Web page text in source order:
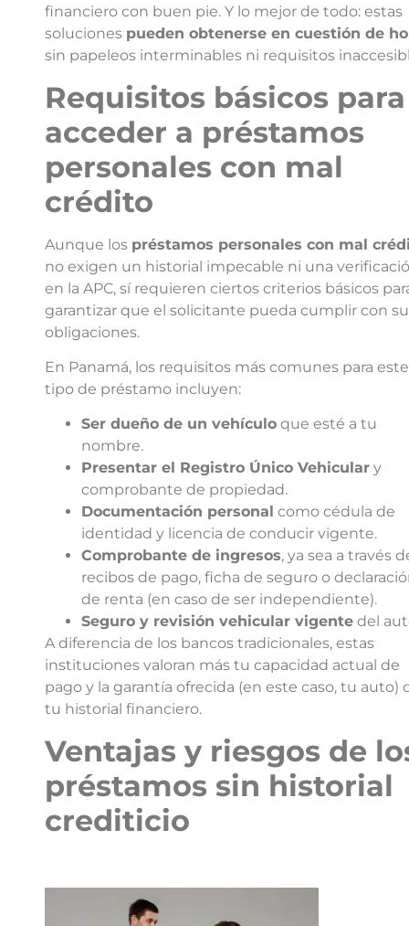
financiero con buen pie. Y lo mejor de todo: estas
soluciones pueden obtenerse en cuestión de
sin papeleos interminables ni requisitos
Requisitos básicos para
acceder a préstamos
personales con mal
crédito
Aunque los préstamos personales con mal
no exigen un historial impecable ni una
en la APC, sí requieren ciertos criterios básicos
garantizar que el solicitante pueda cumplir con
obligaciones.
En Panamá, los requisitos más comunes para este
tipo de préstamo incluyen:
Ser dueño de un vehículoque esté a tu
nombre.
Presentar el Registro Único Vehiculary
comprobante de propiedad.
Documentación personal como cédula de
identidad y licencia de conducir vigente.
Comprobante de ingresos, ya sea a través
recibos de pago, ficha de seguro o
de renta (en caso de ser independiente).
Seguro y revisión vehicular vigentedel
A diferencia de los bancos tradicionales, estas
instituciones valoran más tu capacidad actual de
pago y la garantía ofrecida (en este caso, tu auto)
tu historial financiero.
Ventajas y riesgos de
préstamos sin historial
crediticio